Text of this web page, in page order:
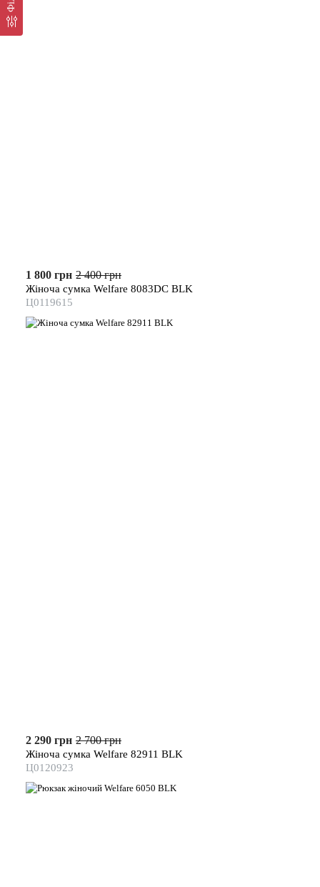
1 800 грн 2 400 грн
Жіноча сумка Welfare 8083DC BLK
Ц0119615
2 290 грн 2 700 грн
Жіноча сумка Welfare 82911 BLK
Ц0120923